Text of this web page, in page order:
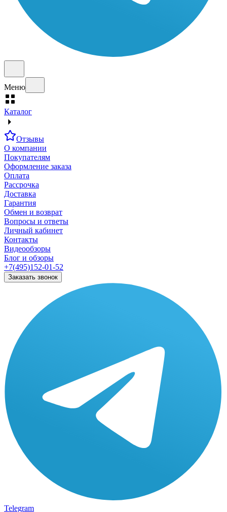
Меню
Каталог
Отзывы
О компании
Покупателям
Оформление заказа
Оплата
Рассрочка
Доставка
Гарантия
Обмен и возврат
Вопросы и ответы
Личный кабинет
Контакты
Видеообзоры
Блог и обзоры
+7(495)152-01-52
Заказать звонок
Telegram